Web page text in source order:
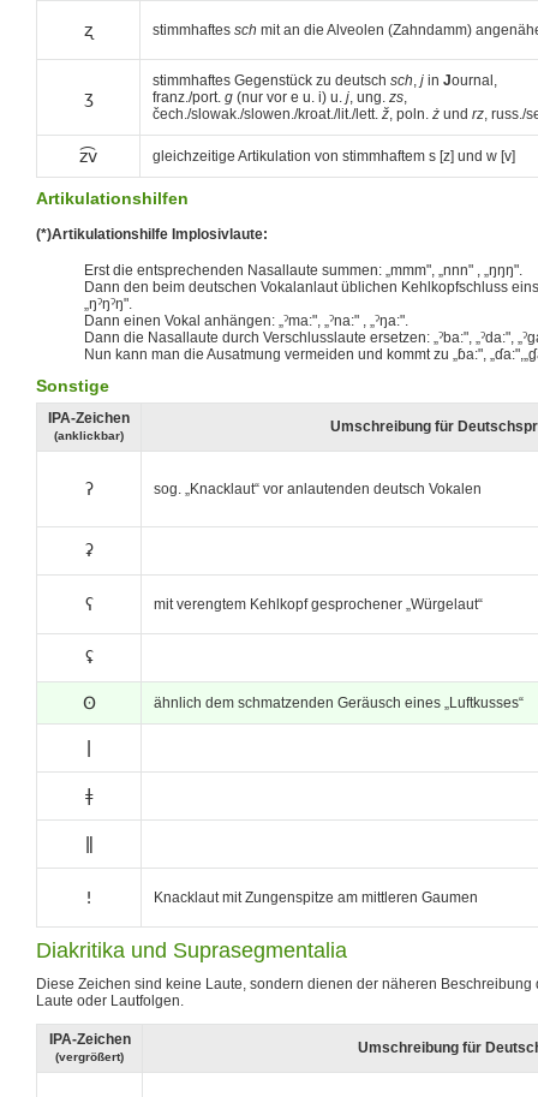
ʐ stimmhaftes sch mit an die Alveolen (Zahndamm)
ʒ
stimmhaftes Gegenstück zu deutsch sch, j in Journal,
franz./port. g (nur vor e u. i) u. j, ung. zs,
čech./slowak./slowen./kroat./lit./lett. ž, poln. ż und rz, russ./
z͡v gleichzeitige Artikulation von stimmhaftem s [z] und w [v]
Artikulationshilfen
(*)Artikulationshilfe Implosivlaute:
Erst die entsprechenden Nasallaute summen: „mmm", „nnn" , „ŋŋŋ".
Dann den beim deutschen Vokalanlaut üblichen Kehlkopfschluss
„ŋˀŋˀŋ".
Dann einen Vokal anhängen: „ˀma:", „ˀna:" , „ˀŋa:".
Dann die Nasallaute durch Verschlusslaute ersetzen: „ˀba:", „ˀda:",
Nun kann man die Ausatmung vermeiden und kommt zu „ɓa:",
Sonstige
IPA-Zeichen
(anklickbar)
Umschreibung für
ʔ sog. „Knacklaut“ vor anlautenden deutsch Vokalen
ʡ
ʕ mit verengtem Kehlkopf gesprochener „Würgelaut“
ʢ
ʘ ähnlich dem schmatzenden Geräusch eines „Luftkusses“
ǂ
ǃ Knacklaut mit Zungenspitze am mittleren Gaumen
Diakritika und Suprasegmentalia
Diese Zeichen sind keine Laute, sondern dienen der näheren Beschreibung
Laute oder Lautfolgen.
IPA-Zeichen
(vergrößert)
Umschreibung für